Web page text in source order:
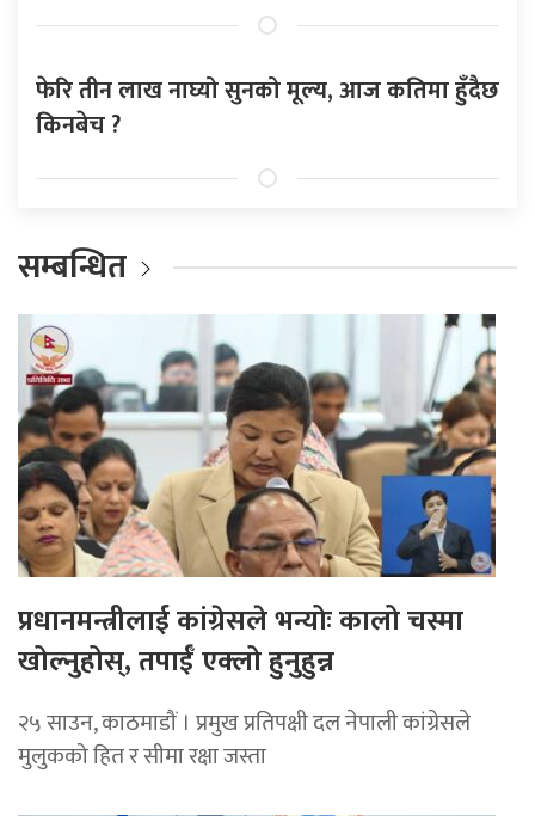
फेरि तीन लाख नाघ्यो सुनको मूल्य, आज कतिमा हुँदैछ
किनबेच ?
सम्बन्धित
प्रधानमन्त्रीलाई कांग्रेसले भन्योः कालो चस्मा
खोल्नुहोस्, तपाईँ एक्लो हुनुहुन्न
२५ साउन, काठमाडौं । प्रमुख प्रतिपक्षी दल नेपाली कांग्रेसले
मुलुकको हित र सीमा रक्षा जस्ता